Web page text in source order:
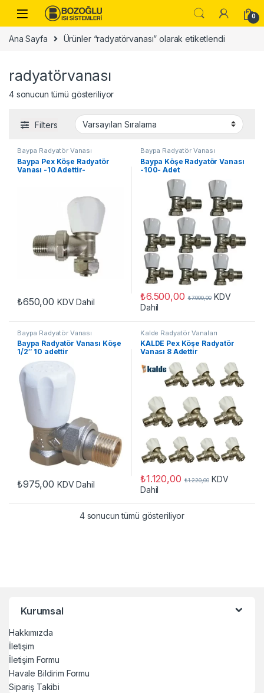
Skip to navigation
Skip to content
0
Ana Sayfa Ürünler “radyatörvanası” olarak etiketlendi
radyatörvanası
4 sonucun tümü gösteriliyor
Filters
Baypa Radyatör Vanası
Baypa Pex Köşe Radyatör
Vanası -10 Adettir-
₺650,00 KDV Dahil
Baypa Radyatör Vanası
Baypa Köşe Radyatör Vanası
-100- Adet
₺6.500,00 ₺7.000,00 KDV
Dahil
Baypa Radyatör Vanası
Baypa Radyatör Vanası Köşe
1/2″ 10 adettir
₺975,00 KDV Dahil
Kalde Radyatör Vanaları
KALDE Pex Köşe Radyatör
Vanası 8 Adettir
₺1.120,00 ₺1.220,00 KDV
Dahil
4 sonucun tümü gösteriliyor
Kurumsal
Hakkımızda
İletişim
İletişim Formu
Havale Bildirim Formu
Sipariş Takibi